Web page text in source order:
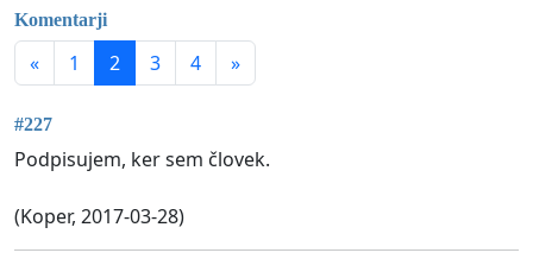
Komentarji
« 1 2 3 4 »
#227
Podpisujem, ker sem človek.
(Koper, 2017-03-28)